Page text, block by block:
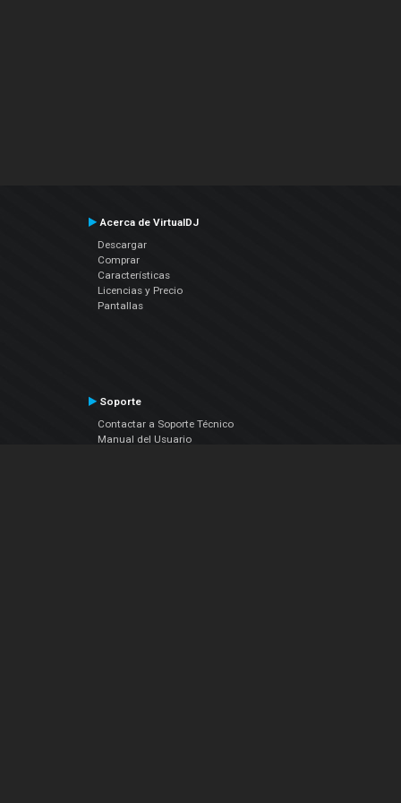
Acerca de VirtualDJ
Descargar
Comprar
Características
Licencias y Precio
Pantallas
Soporte
Contactar a Soporte Técnico
Manual del Usuario